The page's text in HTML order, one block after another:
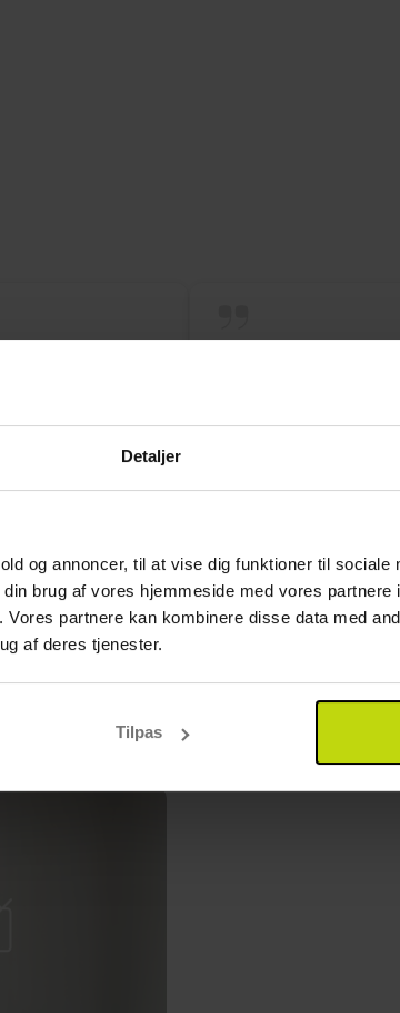
Detaljer
og annoncer, til at vise dig funktioner til sociale
brug af vores hjemmeside med vores partnere
partnere kan kombinere disse data med
af deres tjenester.
Tilpas
Behageligt ophold,